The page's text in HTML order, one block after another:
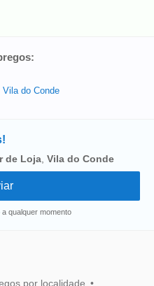
Vila do Conde
de Loja Vila do Conde
qualquer momento
por localidade